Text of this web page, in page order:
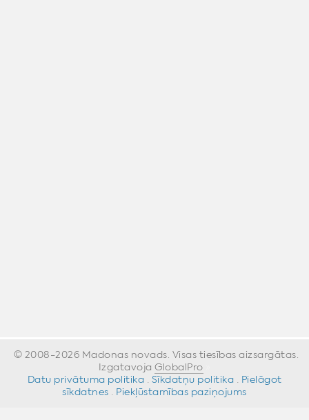
© 2008-2026 Madonas novads. Visas tiesības aizsargātas.
Izgatavoja GlobalPro
Datu privātuma politika · Sīkdatņu politika · Pielāgot
sīkdatnes · Piekļūstamības paziņojums